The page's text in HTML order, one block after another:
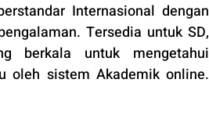
Internasional dengan
Tersedia untuk SD,
berkala untuk mengetahui
oleh sistem Akademik online.